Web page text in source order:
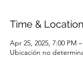
Time & Location
Apr 25, 2025, 7:00 PM
Ubicación no